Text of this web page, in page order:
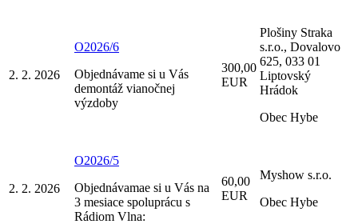
2. 2. 2026
O2026/6
Objednávame si u Vás
demontáž vianočnej
výzdoby
300,00
EUR
Plošiny Straka
s.r.o., Dovalovo
625, 033 01
Liptovský
Hrádok
Obec Hybe
2. 2. 2026
O2026/5
Objednávamae si u Vás na
3 mesiace spoluprácu s
Rádiom Vlna:
60,00
EUR
Myshow s.r.o.
Obec Hybe